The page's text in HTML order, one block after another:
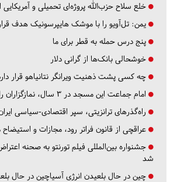
خلع سلاح حزب‌الله پروژه‌ای تحمیلی و
یمن: تل‌آویو را با موشک هایپرسونیک هدف
پنج درس‌ حمله به قطر برای ما
خوشحالی بانک‌ها از گرانی دلار
چه کسی پشت ذهنیت ویرانگر نتانیاهو قرار
امام جماعت این مسجد در ۳ سال، نمازگزاران را ۴ برابر کرد
راه‌گذرهای ترانزیتی، سپر اقتصادی-سیاسی
عراقچی از قانون فراتر رود، مجازات و
جشنواره بین‌المللی فیلم تورنتو به صحنه
شد
چین در حال بلعیدن انرژی آسیاچین در حال